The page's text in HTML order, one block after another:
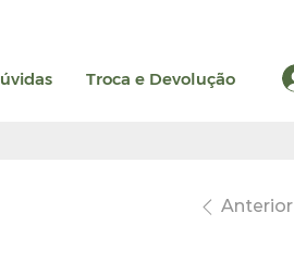
Troca e Devolução
Anterior